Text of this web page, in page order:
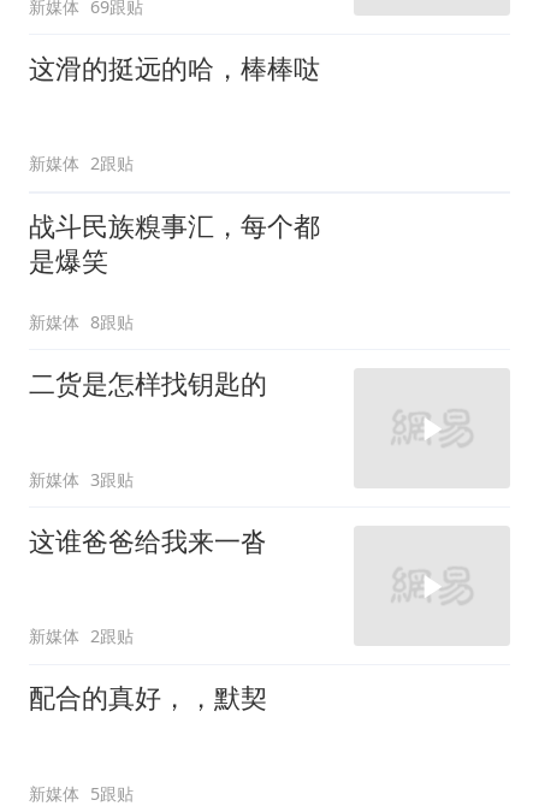
新媒体 69跟贴
这滑的挺远的哈，棒棒哒
新媒体 2跟贴
战斗民族糗事汇，每个都
是爆笑
新媒体 8跟贴
二货是怎样找钥匙的
新媒体 3跟贴
这谁爸爸给我来一沓
新媒体 2跟贴
配合的真好，，默契
新媒体 5跟贴